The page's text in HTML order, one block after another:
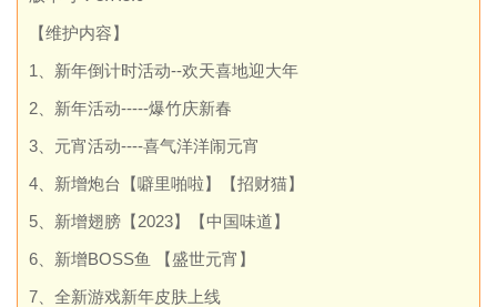
【维护内容】
1、新年倒计时活动--欢天喜地迎大年
2、新年活动-----爆竹庆新春
3、元宵活动----喜气洋洋闹元宵
4、新增炮台【噼里啪啦】【招财猫】
5、新增翅膀【2023】【中国味道】
6、新增BOSS鱼 【盛世元宵】
7、全新游戏新年皮肤上线